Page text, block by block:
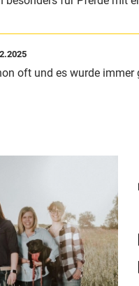
oft und es wurde immer